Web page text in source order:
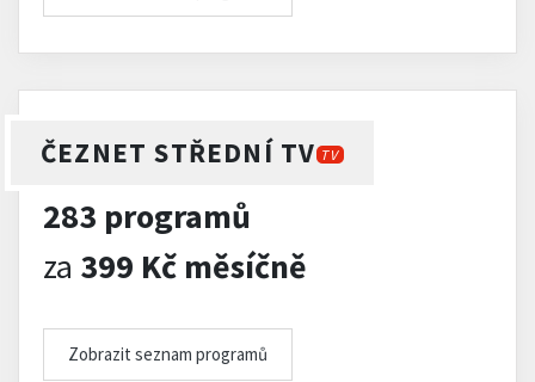
ČEZNET STŘEDNÍ TV TV
283 programů
za 399 Kč měsíčně
Zobrazit seznam programů